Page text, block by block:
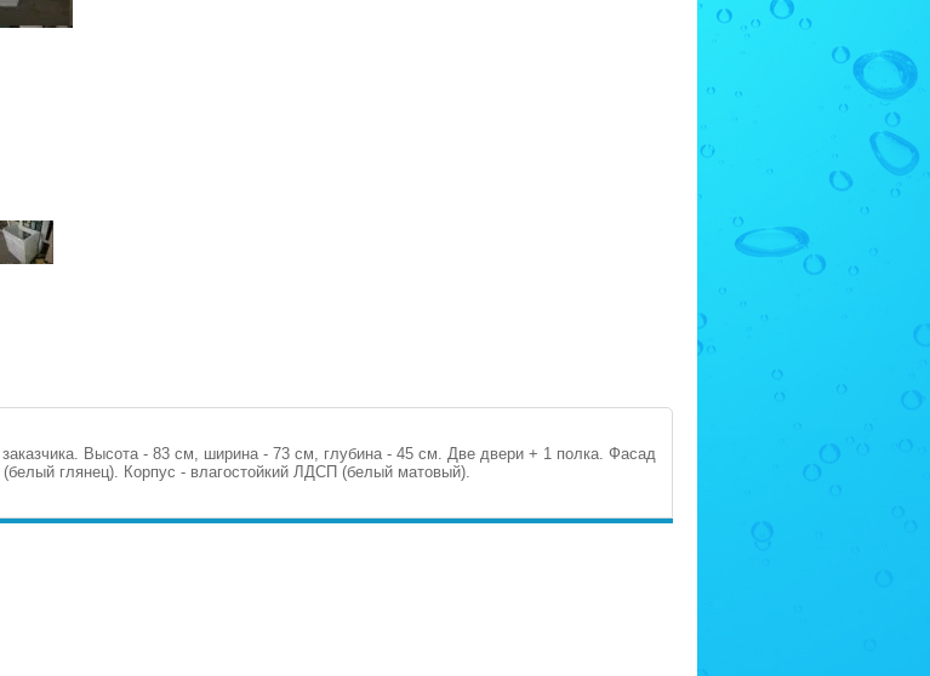
Высота - 83 см, ширина - 73 см, глубина - 45 см. Две двери + 1 полка. Фасад
глянец). Корпус - влагостойкий ЛДСП (белый матовый).